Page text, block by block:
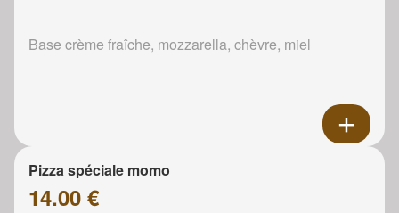
Base crème fraîche, mozzarella, chèvre, miel
Pizza spéciale momo
14.00 €